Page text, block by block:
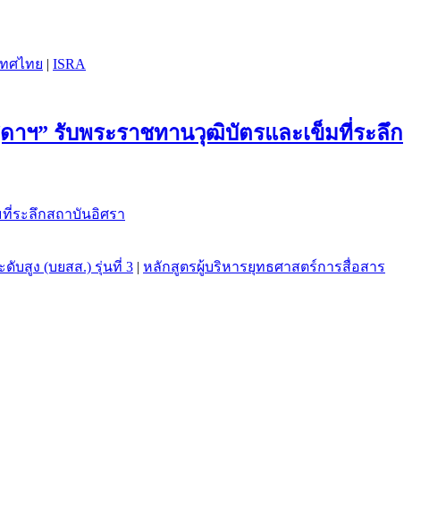
ศไทย | ISRA
าฯ” รับพระราชทานวุฒิบัตรและเข็มที่ระลึก
บสูง (บยสส.) รุ่นที่ 3 | หลักสูตรผู้บริหารยุทธศาสตร์การสื่อสาร